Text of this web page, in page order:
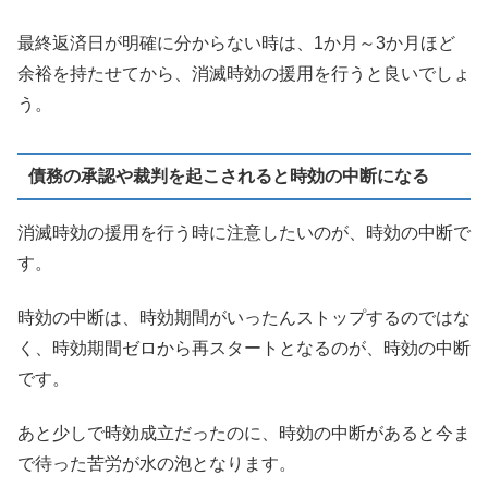
最終返済日が明確に分からない時は、1か月～3か月ほど
余裕を持たせてから、消滅時効の援用を行うと良いでしょ
う。
債務の承認や裁判を起こされると時効の中断になる
消滅時効の援用を行う時に注意したいのが、時効の中断で
す。
時効の中断は、時効期間がいったんストップするのではな
く、時効期間ゼロから再スタートとなるのが、時効の中断
です。
あと少しで時効成立だったのに、時効の中断があると今ま
で待った苦労が水の泡となります。